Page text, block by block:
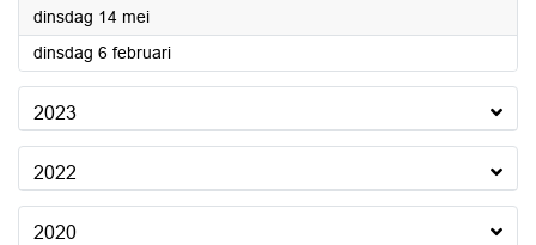
dinsdag 14 mei2024
dinsdag 6 februari2024
2023
2022
2020